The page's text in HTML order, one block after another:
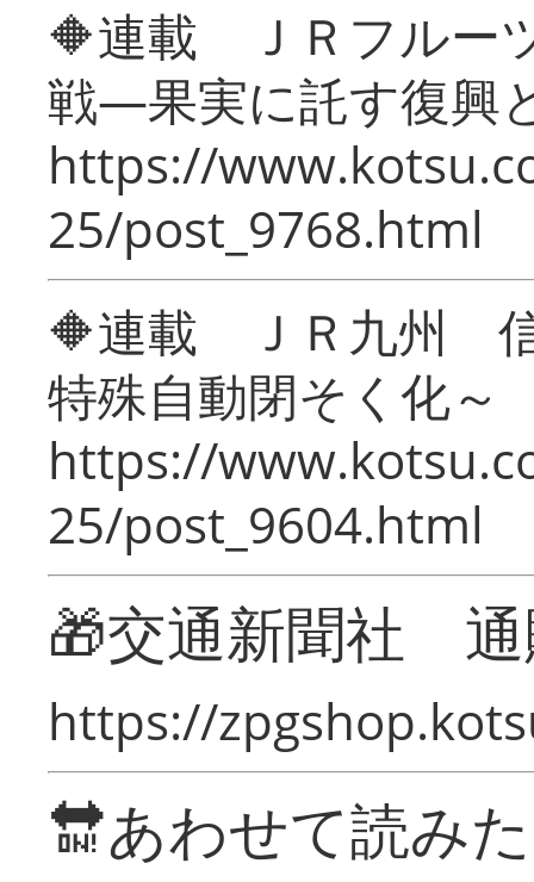
🔶連載 ＪＲフルー
戦―果実に託す復興
https://
25/post_9768.html
🔶連載 ＪＲ九州 信
特殊自動閉そく化～
https://
25/post_9604.html
🎁交通新聞社
https://
🔛あわせて読み